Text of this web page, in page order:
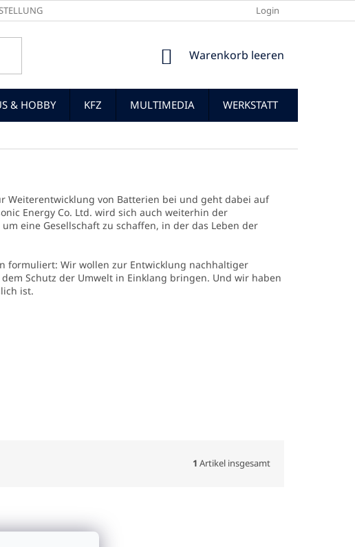
Login
WARENKORB
Warenkorb leeren
& HOBBY KFZ MULTIMEDIA WERKSTATT
Weiterentwicklung von Batterien bei und geht dabei auf
Energy Co. Ltd. wird sich auch weiterhin der
eine Gesellschaft zu schaffen, in der das Leben der
formuliert: Wir wollen zur Entwicklung nachhaltiger
Schutz der Umwelt in Einklang bringen. Und wir haben
ist.
1 Artikel insgesamt